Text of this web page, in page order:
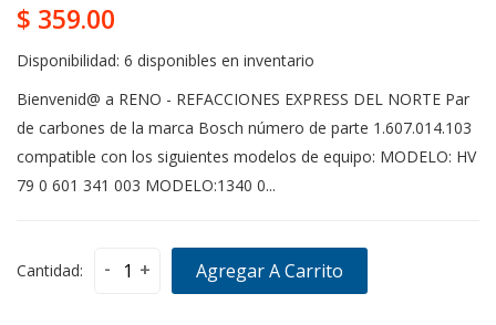
$ 359.00
Disponibilidad: 6 disponibles en inventario
Bienvenid@ a RENO - REFACCIONES EXPRESS DEL NORTE Par
de carbones de la marca Bosch número de parte 1.607.014.103
compatible con los siguientes modelos de equipo: MODELO: HV
79 0 601 341 003 MODELO:1340 0...
Cantidad: - + Agregar A Carrito